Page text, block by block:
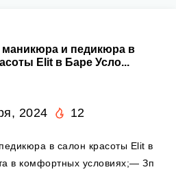
маникюра и педикюра в
Elit в Баре Усло...
2024 12
в салон красоты Elit в
в комфортных условиях;— Зп